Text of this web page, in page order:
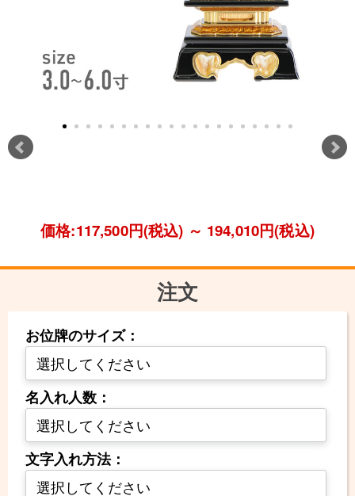
価格:117,500円(税込) ～ 194,010円(税込)
注文
お位牌のサイズ：
名入れ人数：
文字入れ方法：